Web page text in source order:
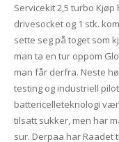
Servicekit 2,5 turbo
drivesocket og 1 stk.
sette seg på toget som
man ta en tur oppom
man får derfra. Neste
testing og industriell
battericelleteknologi
tilsatt sukker, men har
sur. Derpaa har Raadet